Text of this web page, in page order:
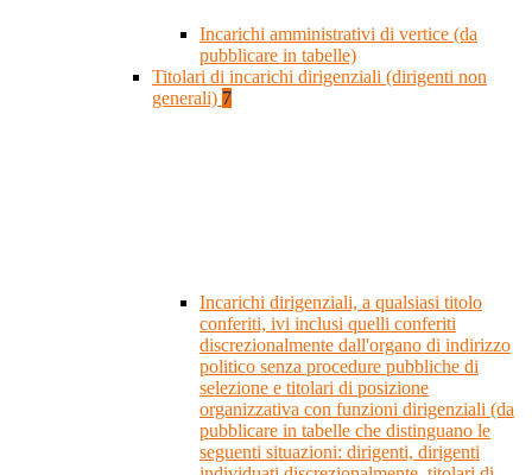
Incarichi amministrativi di vertice (da
pubblicare in tabelle)
Titolari di incarichi dirigenziali (dirigenti non
generali) 7
Incarichi dirigenziali, a qualsiasi titolo
conferiti, ivi inclusi quelli conferiti
discrezionalmente dall'organo di indirizzo
politico senza procedure pubbliche di
selezione e titolari di posizione
organizzativa con funzioni dirigenziali (da
pubblicare in tabelle che distinguano le
seguenti situazioni: dirigenti, dirigenti